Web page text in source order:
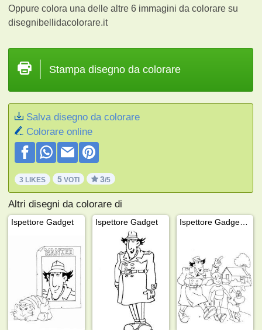
Oppure colora una delle altre 6 immagini da colorare su
disegnibellidacolorare.it
Stampa disegno da colorare
Salva disegno da colorare
Colorare online
3 LIKES 5 VOTI 3/5
Altri disegni da colorare di
Ispettore Gadget Ispettore Gadget